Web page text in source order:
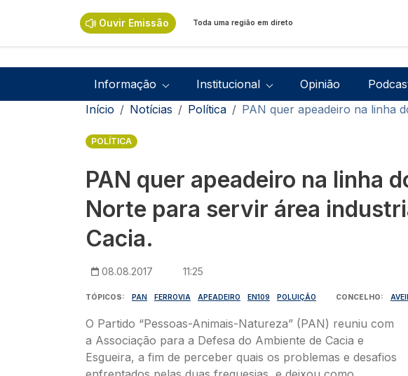
Ouvir Emissão Toda uma região em direto
Navegação principal
Informação Institucional Opinião
Navegação estrutural
Início Notícias Política PAN quer apeadeiro na linha
POLÍTICA
PAN quer apeadeiro na linha
Norte para servir área
Cacia.
08.08.2017 11:25
TÓPICOS PAN FERROVIA APEADEIRO EN109 POLUIÇÃO CONCELHO
O Partido “Pessoas-Animais-Natureza” (PAN) reuniu com
a Associação para a Defesa do Ambiente de Cacia e
Esgueira, a fim de perceber quais os problemas e desafios